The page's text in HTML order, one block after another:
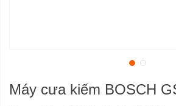
Máy cưa kiếm BOSCH